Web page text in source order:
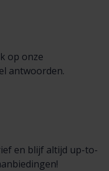
op onze
antwoorden.
en blijf altijd up-to-